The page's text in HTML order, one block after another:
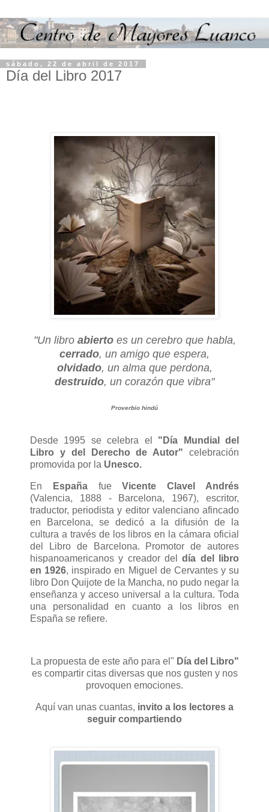
sábado, 22 de abril de 2017
Día del Libro 2017
"Un libro abiertoes un cerebro que habla,
cerrado, un amigo que espera,
olvidado, un alma que perdona,
destruido, un corazón que vibra"
Proverbio hindú
Desde 1995 se celebra el "Día Mundial del
Libro y del Derecho de Autor" celebración
promovida por la Unesco.
En EspañafueVicente Clavel Andrés
(Valencia, 1888 - Barcelona, 1967), escritor,
traductor, periodista y editor valenciano afincado
en Barcelona, se dedicó a la difusión de la
cultura a través de los libros en la cámara oficial
del Libro de Barcelona. Promotor de autores
hispanoamericanos y creador deldía del libro
en 1926, inspirado en Miguel de Cervantes y su
libro Don Quijote de la Mancha, no pudo negar la
enseñanza y acceso universal a la cultura. Toda
una personalidad en cuanto a los libros en
España se refiere.
La propuesta de este año para el" Día del Libro"
es compartir citas diversas que nos gusten y nos
provoquen emociones.
Aquí van unas cuantas, invito a los lectores a
seguir compartiendo